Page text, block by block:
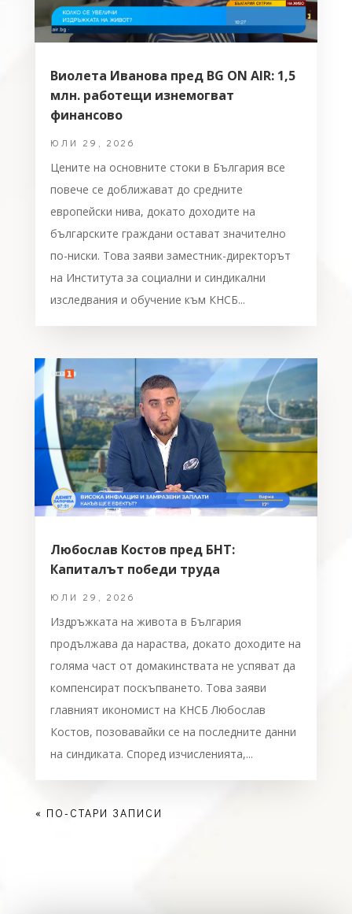
Виолета Иванова пред BG ON AIR: 1,5
млн. работещи изнемогват
финансово
ЮЛИ 29, 2026
Цените на основните стоки в България все
повече се доближават до средните
европейски нива, докато доходите на
българските граждани остават значително
по-ниски. Това заяви заместник-директорът
на Института за социални и синдикални
изследвания и обучение към КНСБ...
Любослав Костов пред БНТ:
Капиталът победи труда
ЮЛИ 29, 2026
Издръжката на живота в България
продължава да нараства, докато доходите на
голяма част от домакинствата не успяват да
компенсират поскъпването. Това заяви
главният икономист на КНСБ Любослав
Костов, позовавайки се на последните данни
на синдиката. Според изчисленията,...
« ПО-СТАРИ ЗАПИСИ